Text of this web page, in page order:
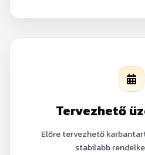
Tervezhető
Előre tervezhető
stabilabb